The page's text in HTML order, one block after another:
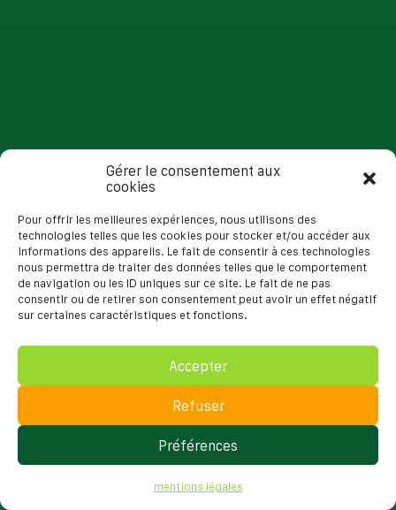
Gérer le consentement aux
cookies
Pour offrir les meilleures expériences, nous utilisons des
technologies telles que les cookies pour stocker et/ou accéder aux
informations des appareils. Le fait de consentir à ces technologies
nous permettra de traiter des données telles que le comportement
de navigation ou les ID uniques sur ce site. Le fait de ne pas
consentir ou de retirer son consentement peut avoir un effet négatif
sur certaines caractéristiques et fonctions.
Accepter
Refuser
Préférences
mentions légales